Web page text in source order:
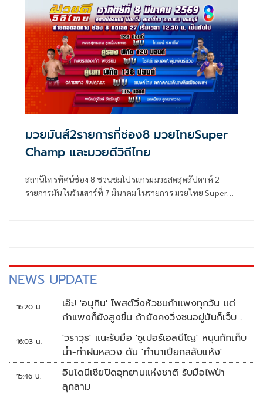
สนุกแบบลุ้นระทึกอัดแน่นกับเหล่านักมวยที่ไม่ธรรมดา มีทั้งคู่
มวยไทย และมวยต่างชาตเพียบให้รับชม
มวยมันส์2รายการที่ช่อง8 มวยไทยSuper
Champ และมวยดีวิถีไทย
สถานีโทรทัศน์ช่อง 8 ชวนชมโปรแกรมมวยสดสุดสัปดาห์ 2
รายการมัน ในวันเสาร์ที่ 7 มีนาคม ในรายการ มวยไทย Super
NEWS UPDATE
16:20 น.
เอ๊ะ! 'อนุทิน' โพสต์วิ่งหัวชนกำแพงทุกวัน แต่
กำแพงก็ยังสูงขึ้น ถ้ายังคงวิ่งชนอยู่มันก็เจ็บ
หัวอีก
16:03 น.
'วราวุธ' แนะรับมือ 'ซูเปอร์เอลนีโญ' หนุนกักเก็บ
น้ำ-ทำฝนหลวง ดัน 'ทำนาเปียกสลับแห้ง'
15:46 น.
อินโดนีเซียปิดอุทยานแห่งชาติ รับมือไฟป่า
ลุกลาม